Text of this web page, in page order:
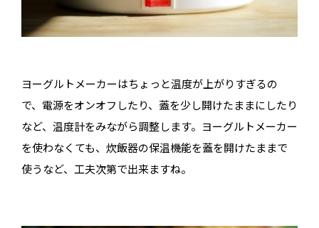
ヨーグルトメーカーはちょっと温度が上がりすぎるの
で、電源をオンオフしたり、蓋を少し開けたままにしたり
など、温度計をみながら調整します。ヨーグルトメーカー
を使わなくても、炊飯器の保温機能を蓋を開けたままで
使うなど、工夫次第で出来ますね。